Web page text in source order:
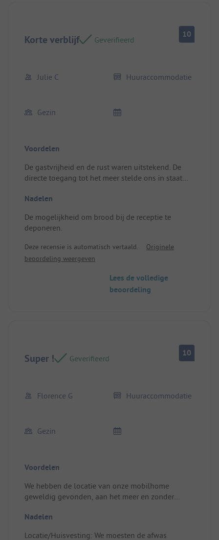
Korte verblijf Geverifieerd
10
Julie C Huuraccommodatie
Gezin
Voordelen
De gastvrijheid en de rust waren uitstekend. De
directe toegang tot het meer stelde ons in staat
om mooie wandelingen te maken.
perfect; met een 13-jarig tienermeisje en een baby
van 5 maanden waren de twee badkamers echt
een groot voordeel.
Nadelen
De mogelijkheid om brood bij de receptie te
deponeren.
Deze recensie is automatisch vertaald.
Originele
beoordeling weergeven
Lees de volledige
beoordeling
Super ! Geverifieerd
10
Florence G Huuraccommodatie
Gezin
Voordelen
We hebben de locatie van onze mobilhome
geweldig gevonden, aan het meer en zonder
omgeving was rustig en ontspannend.
Nadelen
Locatie/Huisvesting: We moesten de afwas